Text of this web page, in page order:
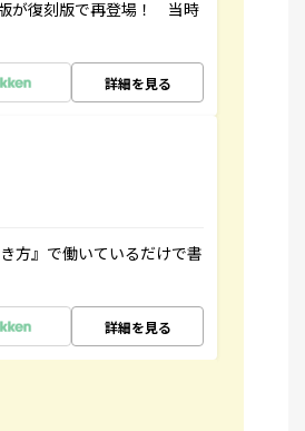
が復刻版で再登場！ 当時
詳細を見る
方』で働いているだけで書
詳細を見る